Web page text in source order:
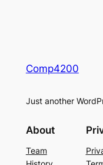
Comp4200
Just another
About
Team